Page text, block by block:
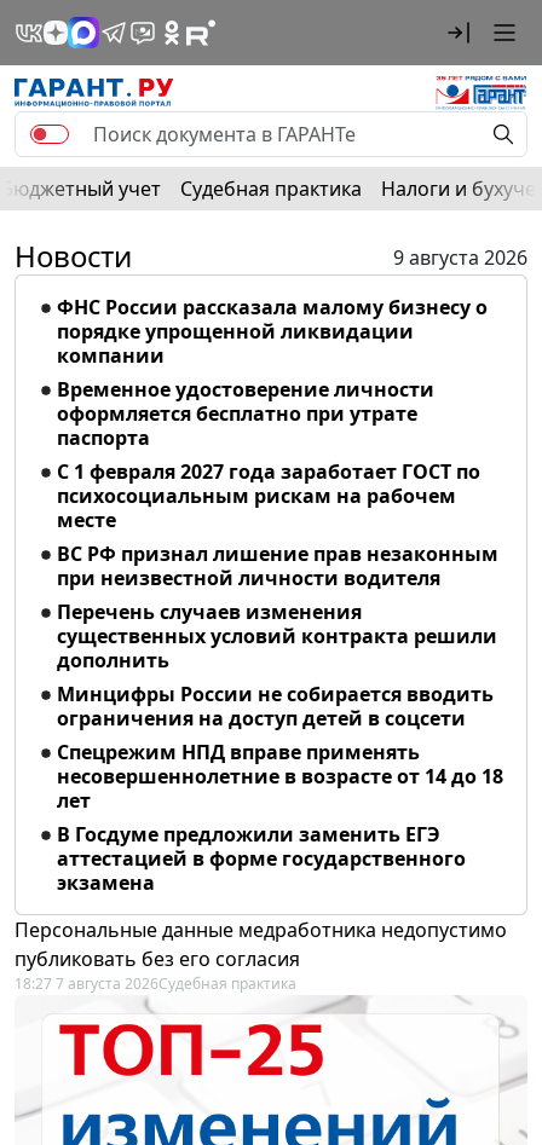
Бюджетный учет Судебная практика Налоги и
Новости
9 августа 2026
ФНС России рассказала малому бизнесу о
порядке упрощенной ликвидации
компании
Временное удостоверение личности
оформляется бесплатно при утрате
паспорта
С 1 февраля 2027 года заработает ГОСТ по
психосоциальным рискам на рабочем
месте
ВС РФ признал лишение прав незаконным
при неизвестной личности водителя
Перечень случаев изменения
существенных условий контракта решили
дополнить
Минцифры России не собирается вводить
ограничения на доступ детей в соцсети
Спецрежим НПД вправе применять
несовершеннолетние в возрасте от 14 до 18
лет
В Госдуме предложили заменить ЕГЭ
аттестацией в форме государственного
экзамена
Персональные данные медработника недопустимо
публиковать без его согласия
18:27 7 августа 2026Судебная практика